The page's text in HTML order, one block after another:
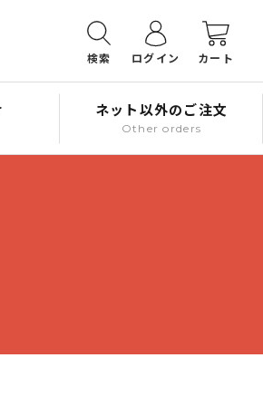
検索 ログイン カート
ネット以外のご注文
Other orders